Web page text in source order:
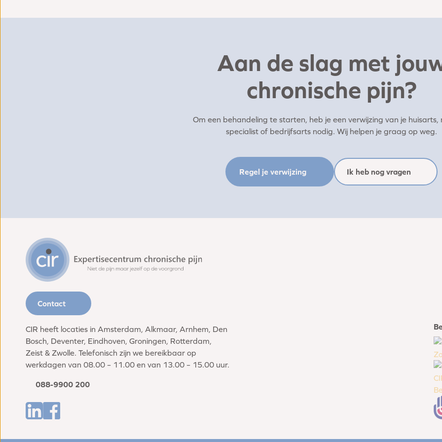
Aan de slag met
chronische pijn?
Om een behandeling te starten, heb je een verwijzing van je huisarts,
specialist of bedrijfsarts nodig. Wij helpen je graag op weg.
Regel je verwijzing Ik heb nog vragen
Contact
CIR heeft locaties in Amsterdam, Alkmaar, Arnhem, Den
Bosch, Deventer, Eindhoven, Groningen, Rotterdam,
Zeist & Zwolle. Telefonisch zijn we bereikbaar op
werkdagen van 08.00 – 11.00 en van 13.00 – 15.00 uur.
088-9900 200